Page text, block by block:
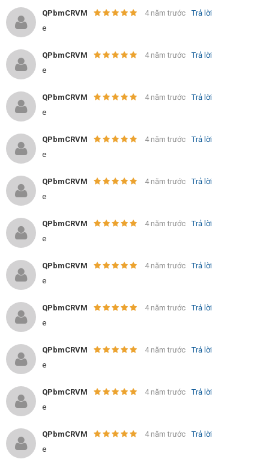
QPbmCRVM 4 năm trước
Trả lời
e
QPbmCRVM 4 năm trước
Trả lời
e
QPbmCRVM 4 năm trước
Trả lời
e
QPbmCRVM 4 năm trước
Trả lời
e
QPbmCRVM 4 năm trước
Trả lời
e
QPbmCRVM 4 năm trước
Trả lời
e
QPbmCRVM 4 năm trước
Trả lời
e
QPbmCRVM 4 năm trước
Trả lời
e
QPbmCRVM 4 năm trước
Trả lời
e
QPbmCRVM 4 năm trước
Trả lời
e
QPbmCRVM 4 năm trước
Trả lời
e